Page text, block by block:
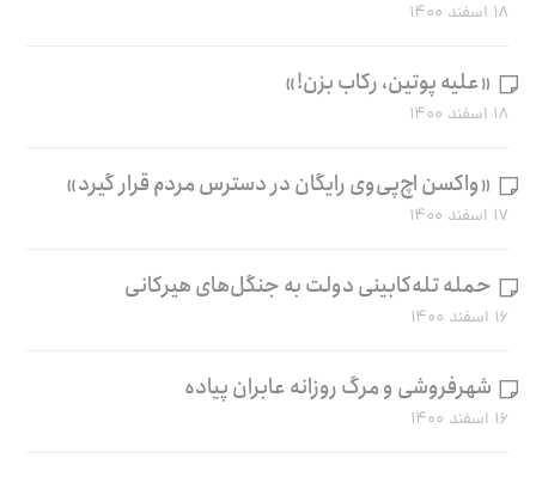
۱۸ اسفند ۱۴۰۰
«علیه پوتین، رکاب بزن!»
۱۸ اسفند ۱۴۰۰
«واکسن اچ‌پی‌وی رایگان در دسترس مردم قرار گیرد»
۱۷ اسفند ۱۴۰۰
حمله تله‌کابینی دولت به جنگل‌های هیرکانی
۱۶ اسفند ۱۴۰۰
شهرفروشی و مرگ روزانه عابران پیاده
۱۶ اسفند ۱۴۰۰